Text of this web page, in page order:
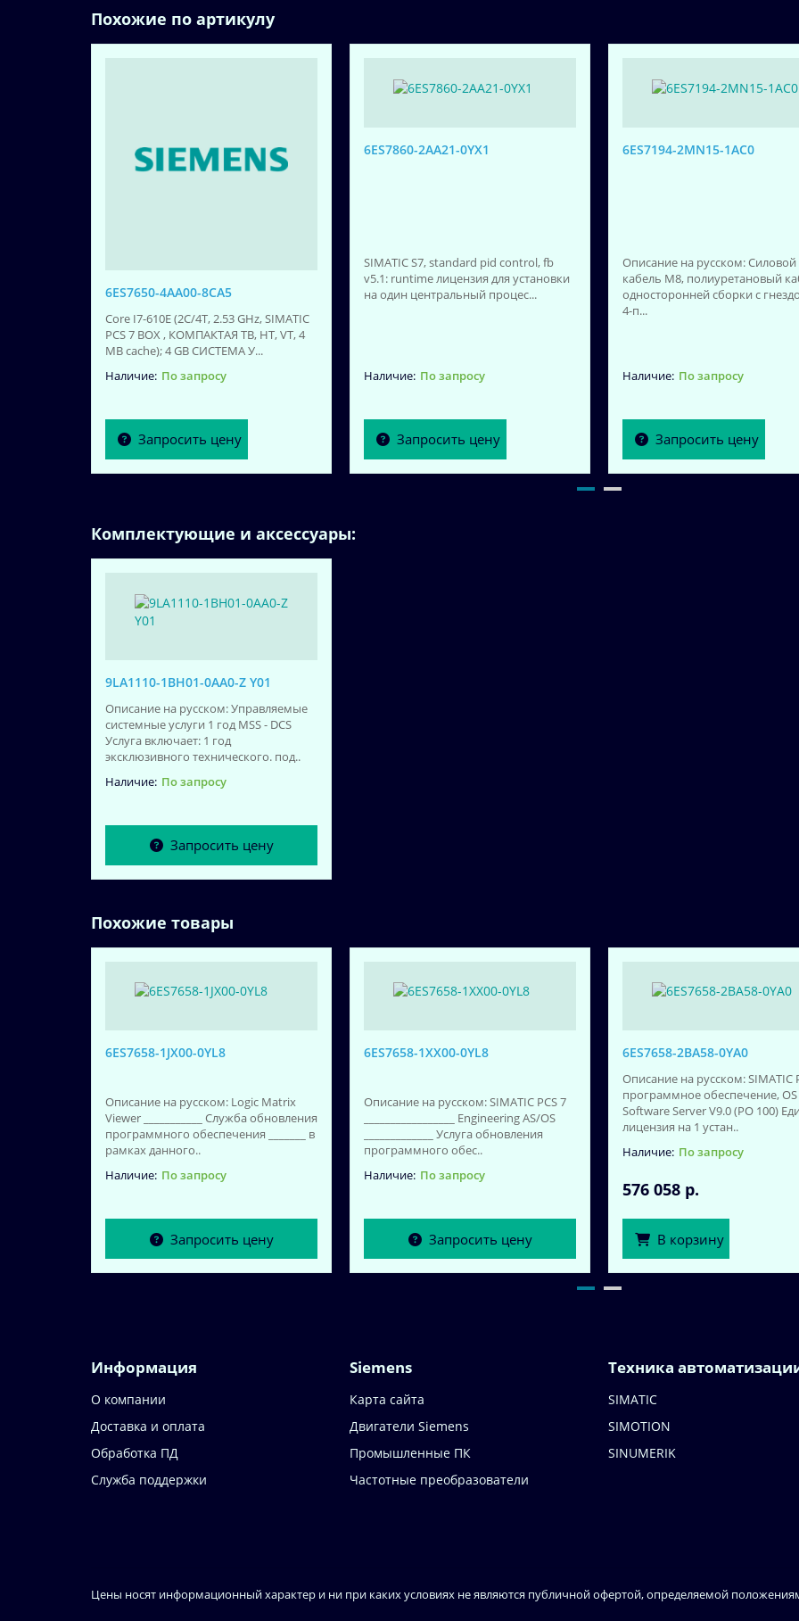
Похожие по артикулу
6ES7650-4AA00-8CA5
Core I7-610E (2C/4T, 2.53 GHz, SIMATIC
PCS 7 BOX , КОМПАКТАЯ TB, HT, VT, 4
MB cache); 4 GB СИСТЕМА У...
По запросу
Запросить цену
6ES7860-2AA21-0YX1
SIMATIC S7, standard pid control, fb
v5.1: runtime лицензия для установки
на один центральный процес...
По запросу
Запросить цену
6ES7194-2MN15-1AC0
Описание на русском: Силовой
кабель M8, полиуретановый
односторонней сборки с
4-п...
По запросу
Запросить цену
Комплектующие и аксессуары:
9LA1110-1BH01-0AA0-Z Y01
Описание на русском: Управляемые
системные услуги 1 год MSS - DCS
Услуга включает: 1 год
эксклюзивного технического. под..
По запросу
Запросить цену
Похожие товары
6ES7658-1JX00-0YL8
Описание на русском: Logic Matrix
Viewer ___________ Служба обновления
программного обеспечения _______ в
рамках данного..
По запросу
Запросить цену
6ES7658-1XX00-0YL8
Описание на русском: SIMATIC PCS 7
_________________ Engineering AS/OS
_____________ Услуга обновления
программного обес..
По запросу
Запросить цену
6ES7658-2BA58-0YA0
Описание на русском: SIMATIC
программное обеспечение, OS
Software Server V9.0 (PO 100)
лицензия на 1 устан..
По запросу
576 058 р.
В корзину
Информация
О компании
Доставка и оплата
Обработка ПД
Служба поддержки
Siemens
Карта сайта
Двигатели Siemens
Промышленные ПК
Частотные преобразователи
Техника
SIMATIC
SIMOTION
SINUMERIK
Цены носят информационный характер и ни при каких условиях не являются публичной офертой, определяемой